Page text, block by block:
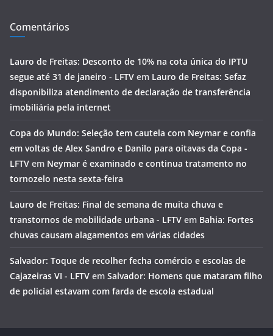
Comentários
Lauro de Freitas: Desconto de 10% na cota única do IPTU
segue até 31 de janeiro - LFTV em Lauro de Freitas: Sefaz
disponibiliza atendimento de declaração de transferência
imobiliária pela internet
Copa do Mundo: Seleção tem cautela com Neymar e confia
em voltas de Alex Sandro e Danilo para oitavas da Copa -
LFTV em Neymar é examinado e continua tratamento no
tornozelo nesta sexta-feira
Lauro de Freitas: Final de semana de muita chuva e
transtornos de mobilidade urbana - LFTV em Bahia: Fortes
chuvas causam alagamentos em várias cidades
Salvador: Toque de recolher fecha comércio e escolas de
Cajazeiras VI - LFTV em Salvador: Homens que mataram filho
de policial estavam com farda de escola estadual